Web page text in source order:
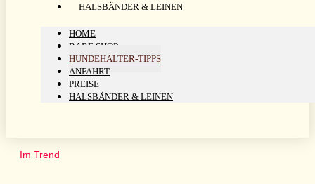
HALSBÄNDER & LEINEN
HOME
BARF-SHOP
HUNDEHALTER-TIPPS
ANFAHRT
PREISE
HALSBÄNDER & LEINEN
Im Trend